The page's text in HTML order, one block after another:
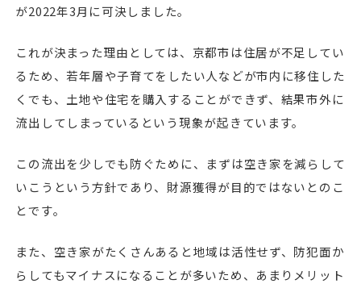
が2022年3月に可決しました。
これが決まった理由としては、京都市は住居が不足してい
るため、若年層や子育てをしたい人などが市内に移住した
くでも、土地や住宅を購入することができず、結果市外に
流出してしまっているという現象が起きています。
この流出を少しでも防ぐために、まずは空き家を減らして
いこうという方針であり、財源獲得が目的ではないとのこ
とです。
また、空き家がたくさんあると地域は活性せず、防犯面か
らしてもマイナスになることが多いため、あまりメリット